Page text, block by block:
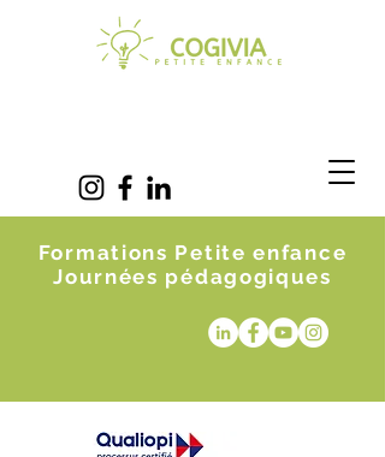
Formations Petite enfance
Journées pédagogiques